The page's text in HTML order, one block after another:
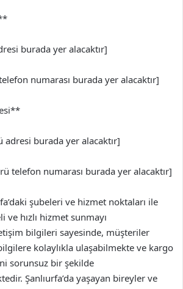
burada yer alacaktır]
numarası burada yer alacaktır]
adresi burada yer alacaktır]
telefon numarası burada yer alacaktır]
şubeleri ve hizmet noktaları ile
hızlı hizmet sunmayı
bilgileri sayesinde, müşteriler
kolaylıkla ulaşabilmekte ve kargo
sorunsuz bir şekilde
Şanlıurfa’da yaşayan bireyler ve